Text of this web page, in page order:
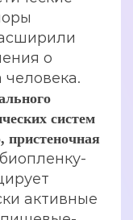
о
систем
пристеночная
активные